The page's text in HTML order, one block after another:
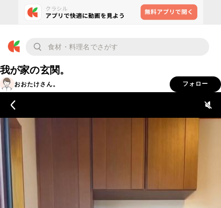
我が家の玄関。
おおたけさん。 フォロー